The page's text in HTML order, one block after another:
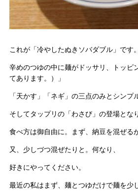
これが「冷やしたぬきソバダブル」です。
辛めのつゆの中に麺がドッサリ、トッピ
てあります。）」
「天かす」「ネギ」の三点のみとシンプ
そしてタップリの「わさび」の登場とな
食べ方は御自由に。まず、納豆を混ぜる
又、少しづつ混ぜたりと。何なり、
好きにやってください。
最近の私はまず、麺とつゆだけで麺を少